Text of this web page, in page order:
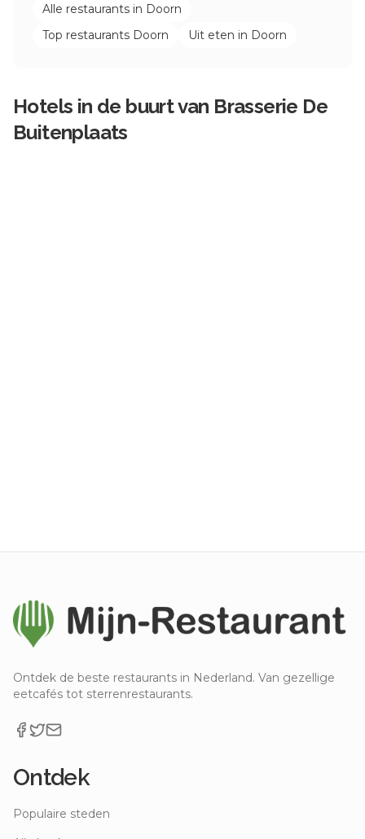
Alle restaurants in Doorn
Top restaurants Doorn Uit eten in Doorn
Hotels in de buurt van Brasserie De
Buitenplaats
Ontdek de beste restaurants in Nederland. Van gezellige
eetcafés tot sterrenrestaurants.
Ontdek
Populaire steden